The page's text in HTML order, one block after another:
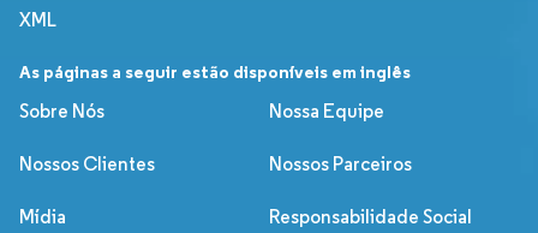
XML
As páginas a seguir estão disponíveis em inglês
Sobre Nós
Nossa Equipe
Nossos Clientes Nossos Parceiros
Mídia Responsabilidade Social